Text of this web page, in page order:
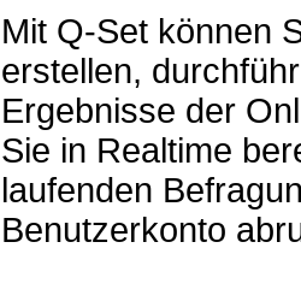
Mit Q-Set können
erstellen,
Ergebnisse der
Sie in Realtime
laufenden
Benutzerkonto